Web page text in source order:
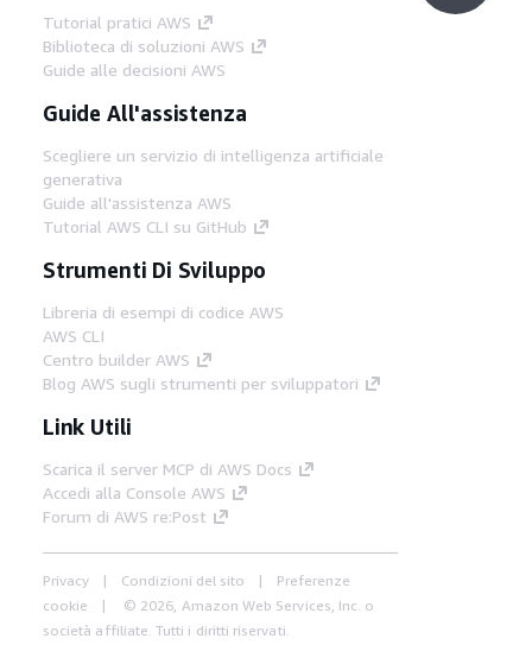
Tutorial pratici AWS
Biblioteca di soluzioni AWS
Guide alle decisioni AWS
Guide All'assistenza
Scegliere un servizio di intelligenza artificiale
generativa
Guide all'assistenza AWS
Tutorial AWS CLI su GitHub
Strumenti Di Sviluppo
Libreria di esempi di codice AWS
AWS CLI
Centro builder AWS
Blog AWS sugli strumenti per sviluppatori
Link Utili
Scarica il server MCP di AWS Docs
Accedi alla Console AWS
Forum di AWS re:Post
Privacy Condizioni del sito
Preferenze
cookie
© 2026, Amazon Web Services, Inc. o
società affiliate. Tutti i diritti riservati.